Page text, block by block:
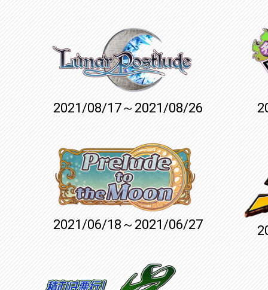
2021/08/17～2021/08/26
2021/06/18～2021/06/27